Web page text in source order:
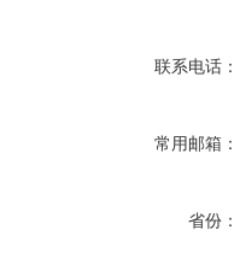
联系电话：
常用邮箱：
省份：